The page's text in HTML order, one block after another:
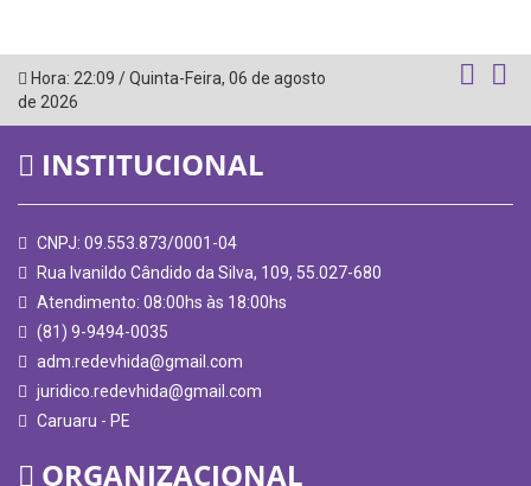
Hora: 22:09 /Quinta-Feira, 06 de agosto
de 2026
INSTITUCIONAL
CNPJ: 09.553.873/0001-04
Rua Ivanildo Cândido da Silva, 109, 55.027-680
Atendimento: 08:00hs às 18:00hs
(81) 9-9494-0035
adm.redevhida@gmail.com
juridico.redevhida@gmail.com
Caruaru - PE
ORGANIZACIONAL